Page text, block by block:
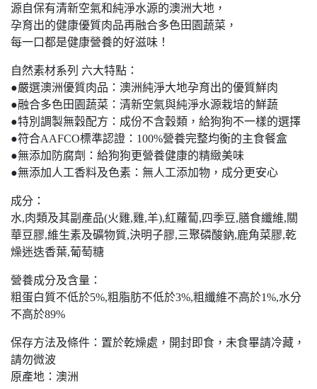
源自保有清新空氣和純淨水源的澳洲大地，
孕育出的健康優質肉品再融合多色田園蔬菜，
每一口都是健康營養的好滋味！
自然素材系列 六大特點：
●嚴選澳洲優質肉品：澳洲純淨大地孕育出的優質鮮肉
●融合多色田園蔬菜：清新空氣與純淨水源栽培的鮮蔬
●特別調製無穀配方：成份不含穀類，給狗狗不一樣的選擇
●符合AAFCO標準認證：100%營養完整均衡的主食餐盒
●無添加防腐劑：給狗狗更營養健康的精緻美味
●無添加人工香料及色素：無人工添加物，成分更安心
成分：
水,肉類及其副產品(火雞,雞,羊),紅蘿蔔,四季豆,膳食纖維,關
華豆膠,維生素及礦物質,決明子膠,三聚磷酸鈉,鹿角菜膠,乾
燥迷迭香葉,葡萄糖
營養成分及含量：
粗蛋白質不低於5%,粗脂肪不低於3%,粗纖維不高於1%,水分
不高於89%
保存方法及條件：置於乾燥處，開封即食，未食畢請冷藏，
請勿微波
原產地：澳洲